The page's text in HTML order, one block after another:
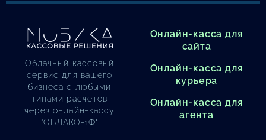
Облачный кассовый
сервис для вашего
бизнеса с любыми
типами расчетов
через онлайн-кассу
"ОБЛАКО-1Ф"
Онлайн-касса для
сайта
Онлайн-касса для
курьера
Онлайн-касса для
агента